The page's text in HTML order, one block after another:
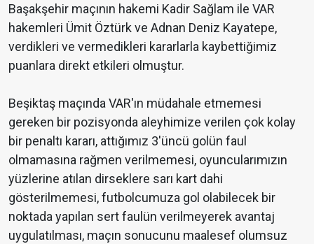
Başakşehir maçının hakemi Kadir Sağlam ile VAR
hakemleri Ümit Öztürk ve Adnan Deniz Kayatepe,
verdikleri ve vermedikleri kararlarla kaybettiğimiz
puanlara direkt etkileri olmuştur.
Beşiktaş maçında VAR'ın müdahale etmemesi
gereken bir pozisyonda aleyhimize verilen çok kolay
bir penaltı kararı, attığımız 3'üncü golün faul
olmamasına rağmen verilmemesi, oyuncularımızın
yüzlerine atılan dirseklere sarı kart dahi
gösterilmemesi, futbolcumuza gol olabilecek bir
noktada yapılan sert faulün verilmeyerek avantaj
uygulatılması, maçın sonucunu maalesef olumsuz